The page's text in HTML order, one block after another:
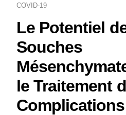
COVID-19
Le Potentiel
Souches
le Traitement